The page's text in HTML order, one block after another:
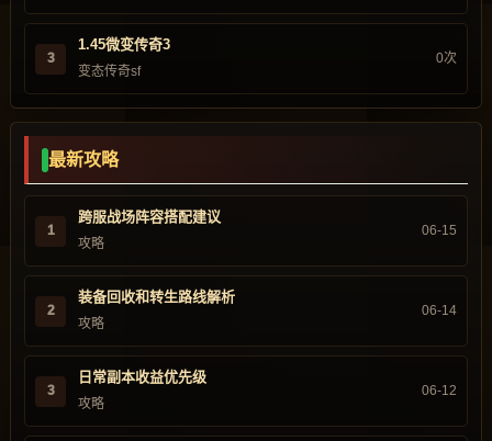
3
1.45微变传奇3
变态传奇sf
0次
最新攻略
1
跨服战场阵容搭配建议
攻略
06-15
2
装备回收和转生路线解析
攻略
06-14
3
日常副本收益优先级
攻略
06-12